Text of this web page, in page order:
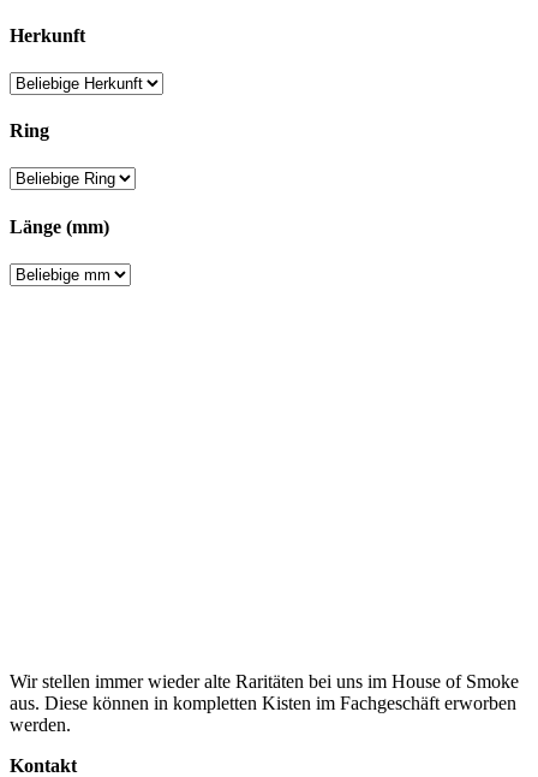
Herkunft
Ring
Länge (mm)
Wir stellen immer wieder alte Raritäten bei uns im House of Smoke
aus. Diese können in kompletten Kisten im Fachgeschäft erworben
werden.
Kontakt